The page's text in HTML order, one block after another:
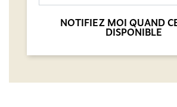
NOTIFIEZ MOI QUAND
DISPONIBLE